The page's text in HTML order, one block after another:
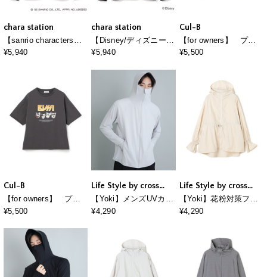
chara station
【sanrio characters】
パティ＆ジミープリン
ウェットプルオーバー
《サンリオキャラクタ
ーズ》
¥5,940
chara station
【Disney/ディズニー】
Mickey Mouse/ミッキ
毛ドロップショルダー
プリントスウェットプ
ルオーバー
¥5,940
Cul-B
【for owners】 プリ
ントTシャツ（BUHI
¥5,500
Cul-B
【for owners】 プリ
ントTシャツ（BUHI
ブ/愛犬
¥5,500
Life Style by cross
marche
【Yoki】メンズUVカッ
トパーカ
¥4,290
Life Style by cross
marche
【Yoki】花粉対策フー
ド付きパーカ
¥4,290